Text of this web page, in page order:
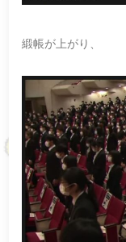
緞帳が上がり、